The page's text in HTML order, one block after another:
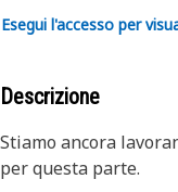
Esegui l'accesso per
Descrizione
Stiamo ancora
per questa parte.